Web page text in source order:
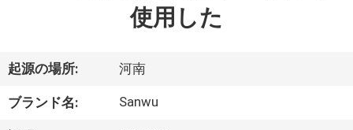
ダ
ク
使用した
起源の場所: 河南
ブランド名: Sanwu